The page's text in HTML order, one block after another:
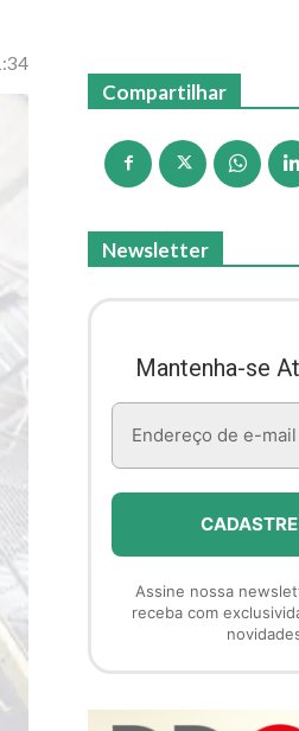
Compartilhar
Newsletter
Mantenha-se
Assine nossa
receba com